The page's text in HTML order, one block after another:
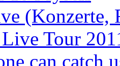
(Konzerte,
Tour
can catch